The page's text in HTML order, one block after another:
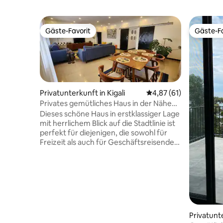
Gäste-Favorit
Gäste-Favorit
Privatunterkunft in Kigali Durchschnittliche
4,87 (61)
Privates gemütliches Haus in der Nähe
des Stadtzentrums mit Aussicht
Dieses schöne Haus in erstklassiger Lage
mit herrlichem Blick auf die Stadtlinie ist
perfekt für diejenigen, die sowohl für
Freizeit als auch für Geschäftsreisende
Gäste-
Gäste-